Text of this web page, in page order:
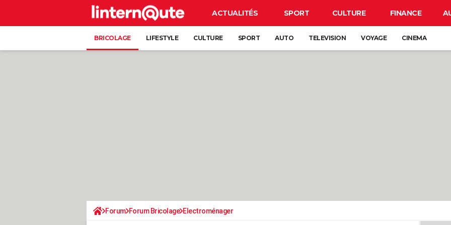
ACTUALITÉS SPORT CULTURE FINANCE
BRICOLAGE LIFESTYLE CULTURE SPORT AUTO TELEVISION VOYAGE CINEMA
Forum Forum Bricolage Electroménager